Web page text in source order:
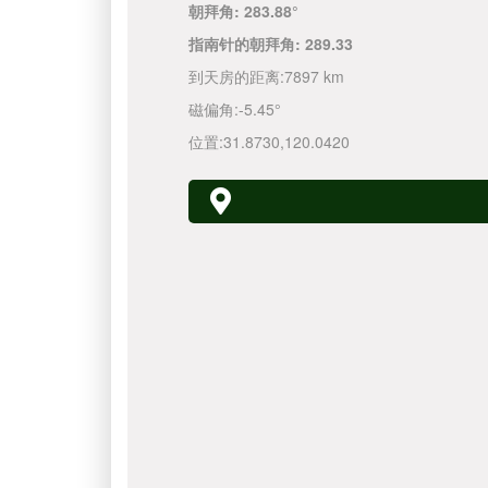
朝拜角: 283.88°
指南针的朝拜角: 289.33
到天房的距离:7897 km
磁偏角:-5.45°
位置:31.8730,120.0420